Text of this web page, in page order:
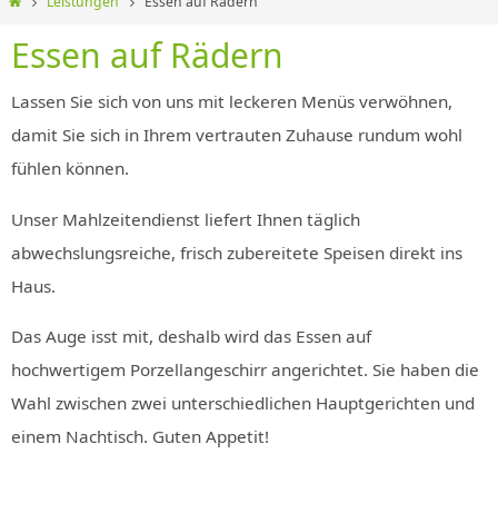
Essen auf Rädern
Lassen Sie sich von uns mit leckeren Menüs verwöhnen,
damit Sie sich in Ihrem vertrauten Zuhause rundum wohl
fühlen können.
Unser Mahlzeitendienst liefert Ihnen täglich
abwechslungsreiche, frisch zubereitete Speisen direkt ins
Haus.
Das Auge isst mit, deshalb wird das Essen auf
hochwertigem Porzellangeschirr angerichtet. Sie haben die
Wahl zwischen zwei unterschiedlichen Hauptgerichten und
einem Nachtisch. Guten Appetit!